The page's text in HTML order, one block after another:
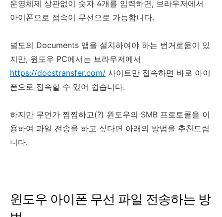
운영체제 상관없이 숫자 4개를 입력하면, 브라우저에서
아이폰으로 접속이 무선으로 가능합니다.
별도의 Documents 앱을 설치하여야 하는 번거로움이 있
지만, 윈도우 PC에서는 브라우저에서
https://docstransfer.com/ 사이트만 접속하면 바로 아이
폰으로 접속할 수 있어 쉽습니다.
하지만 무언가 찜찜하고(?) 윈도우의 SMB 프로토콜을 이
용하여 파일 전송을 하고 싶다면 아래의 방법을 추천드립
니다.
윈도우 아이폰 무선 파일 전송하는 방